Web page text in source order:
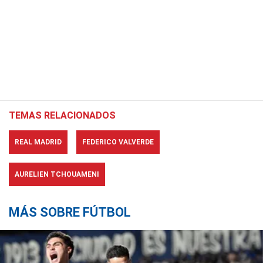
TEMAS RELACIONADOS
REAL MADRID FEDERICO VALVERDE
AURELIEN TCHOUAMENI
MÁS SOBRE FÚTBOL